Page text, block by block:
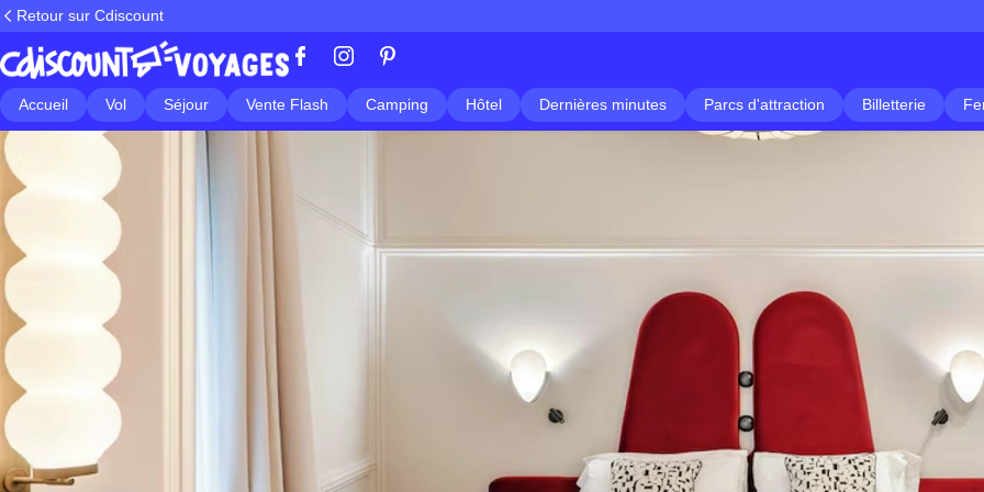
Retour sur Cdiscount
Accueil Vol Séjour Vente Flash Camping Hôtel Dernières minutes Parcs d'attraction Billetterie